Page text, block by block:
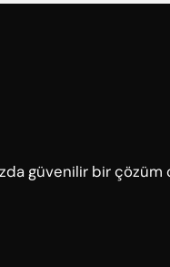
güvenilir bir çözüm